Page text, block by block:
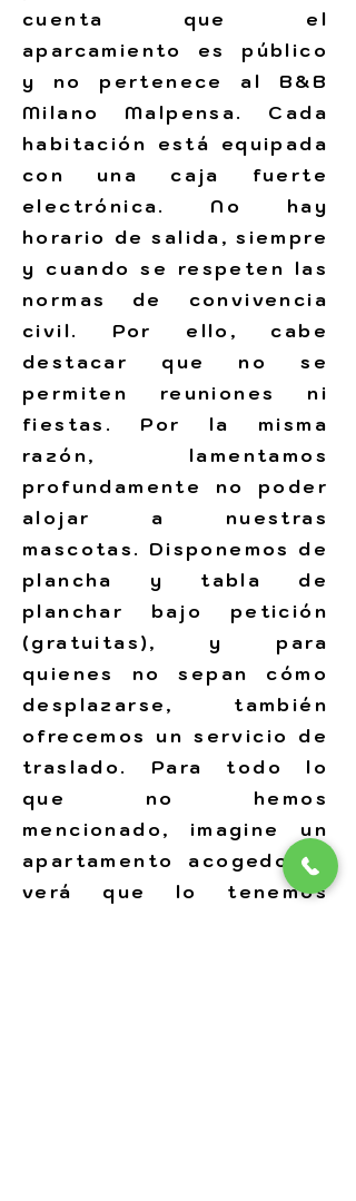
cuenta que el
aparcamiento es público
y no pertenece al B&B
Milano Malpensa. Cada
habitación está equipada
con una caja fuerte
electrónica. No hay
horario de salida, siempre
y cuando se respeten las
normas de convivencia
civil. Por ello, cabe
destacar que no se
permiten reuniones ni
fiestas. Por la misma
razón, lamentamos
profundamente no poder
alojar a nuestras
mascotas. Disponemos de
plancha y tabla de
planchar bajo petición
(gratuitas), y para
quienes no sepan cómo
desplazarse, también
ofrecemos un servicio de
traslado. Para todo lo
que no hemos
mencionado, imagine un
apartamento acogedor y
verá que lo tenemos